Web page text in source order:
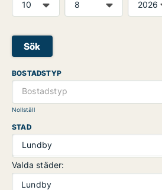
Sök
BOSTADSTYP
Bostadstyp
Nollställ
STAD
Lundby
Valda städer:
Lundby